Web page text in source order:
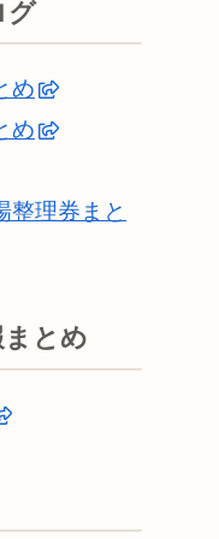
グ
め
め
整理券まと
とめ